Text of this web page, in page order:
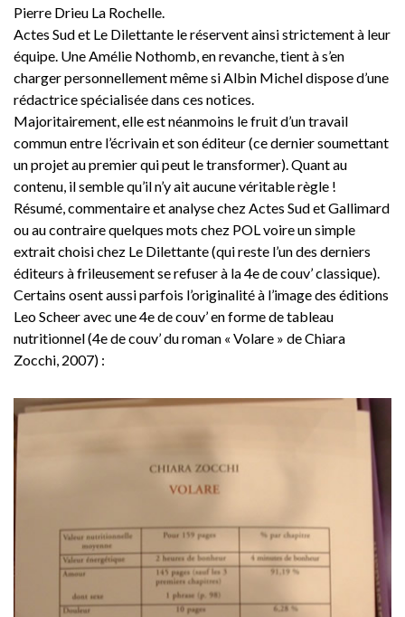
Pierre Drieu La Rochelle.
Actes Sud et Le Dilettante le réservent ainsi strictement à leur
équipe. Une Amélie Nothomb, en revanche, tient à s’en
charger personnellement même si Albin Michel dispose d’une
rédactrice spécialisée dans ces notices.
Majoritairement, elle est néanmoins le fruit d’un travail
commun entre l’écrivain et son éditeur (ce dernier soumettant
un projet au premier qui peut le transformer). Quant au
contenu, il semble qu’il n’y ait aucune véritable règle !
Résumé, commentaire et analyse chez Actes Sud et Gallimard
ou au contraire quelques mots chez POL voire un simple
extrait choisi chez Le Dilettante (qui reste l’un des derniers
éditeurs à frileusement se refuser à la 4e de couv’ classique).
Certains osent aussi parfois l’originalité à l’image des éditions
Leo Scheer avec une 4e de couv’ en forme de tableau
nutritionnel (4e de couv’ du roman « Volare » de Chiara
Zocchi, 2007) :